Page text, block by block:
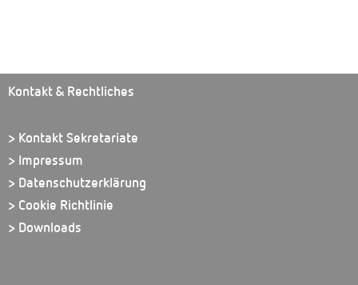
Kontakt & Rechtliches
> Kontakt Sekretariate
> Impressum
> Datenschutzerklärung
> Cookie Richtlinie
> Downloads